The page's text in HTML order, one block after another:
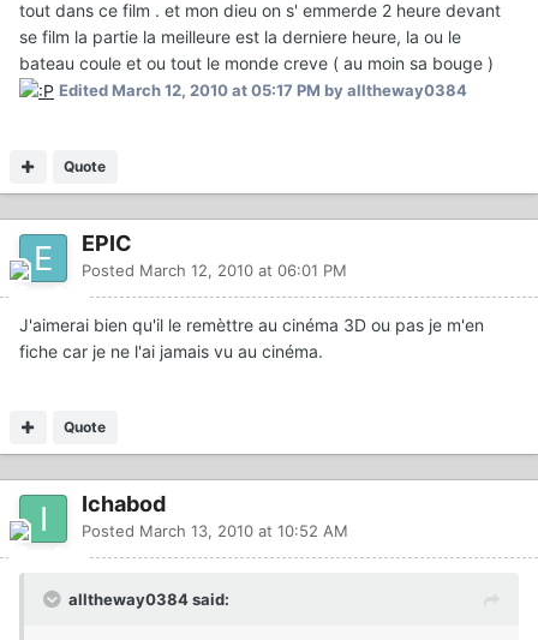
tout dans ce film . et mon dieu on s' emmerde 2 heure devant
se film la partie la meilleure est la derniere heure, la ou le
bateau coule et ou tout le monde creve ( au moin sa bouge )
EditedMarch 12, 2010 at 05:17 PM by alltheway0384
Quote
EPIC
Posted March 12, 2010 at 06:01 PM
J'aimerai bien qu'il le remèttre au cinéma 3D ou pas je m'en
fiche car je ne l'ai jamais vu au cinéma.
Quote
Ichabod
Posted March 13, 2010 at 10:52 AM
alltheway0384 said: